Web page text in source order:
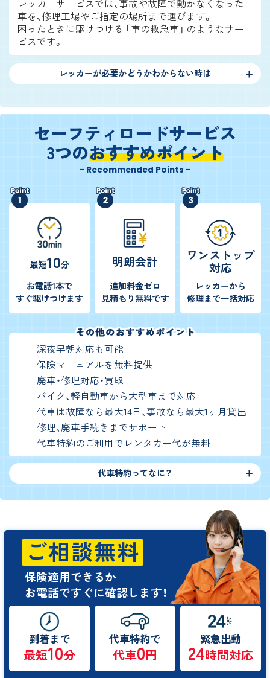
レッカーサービスでは、事故や故障で動かなくなった
車を、修理工場やご指定の場所まで運びます。
困ったときに駆けつける 「車の救急車」 のようなサー
ビスです。
レッカーが必要かどうかわからない時は
セーフティロードサービス
3つのおすすめポイント
- Recommended Points -
最短10分
お電話1本で
すぐ駆けつけます
明朗会計
追加料金ゼロ
見積もり無料です
ワンストップ
対応
レッカーから
修理まで一括対応
深夜早朝対応も可能
保険マニュアルを無料提供
廃車・修理対応・買取
バイク、軽自動車から大型車まで対応
代車は故障なら最大14日、事故なら最大1ヶ月貸出
修理、廃車手続きまでサポート
代車特約のご利用でレンタカー代が無料
代車特約ってなに？
ご相談無料
保険適用できるか
お電話ですぐに確認します！
到着まで
最短10分
代車特約で
代車0円
緊急出動
24時間対応